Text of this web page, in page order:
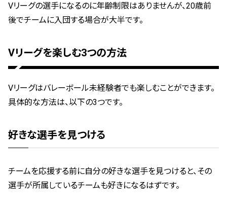
Vリーグの選手になるのに年齢制限はありませんが、20歳前
後でチームに入団する場合が大半です。
Vリーグを楽しむ3つの方法
Vリーグはバレーボール未経験者でも楽しむことができます。
具体的な方法は、以下の3つです。
好きな選手を見つける
チームを応援する前に自分の好きな選手を見つけると、その
選手が所属しているチームも好きになるはずです。